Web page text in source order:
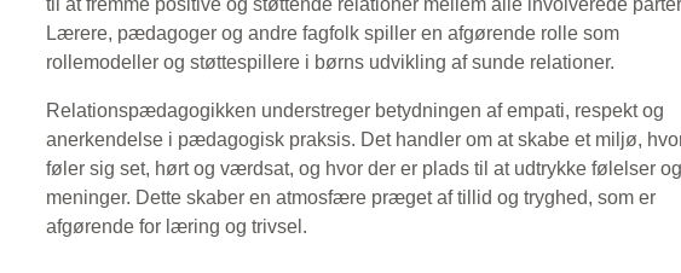
til at fremme positive og støttende relationer mellem alle involverede
Lærere, pædagoger og andre fagfolk spiller en afgørende rolle som
rollemodeller og støttespillere i børns udvikling af sunde relationer.
Relationspædagogikken understreger betydningen af empati, respekt og
anerkendelse i pædagogisk praksis. Det handler om at skabe et miljø,
føler sig set, hørt og værdsat, og hvor der er plads til at udtrykke følelser og
meninger. Dette skaber en atmosfære præget af tillid og tryghed, som er
afgørende for læring og trivsel.